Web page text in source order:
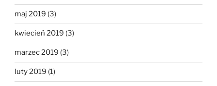
maj 2019 (3)
kwiecień 2019 (3)
marzec 2019 (3)
luty 2019 (1)